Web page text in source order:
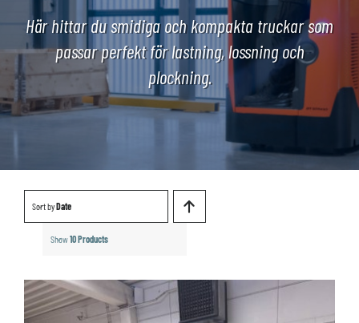
Här hittar du smidiga och kompakta truckar som
passar perfekt för lastning, lossning och
plockning.
Sort byDate
Show10 Products